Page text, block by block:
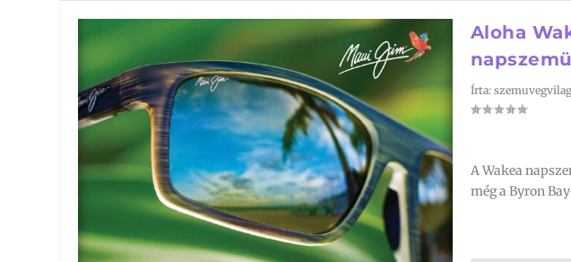
Aloha
Írta: szemuvegvilag
A Wakea
még a Byron